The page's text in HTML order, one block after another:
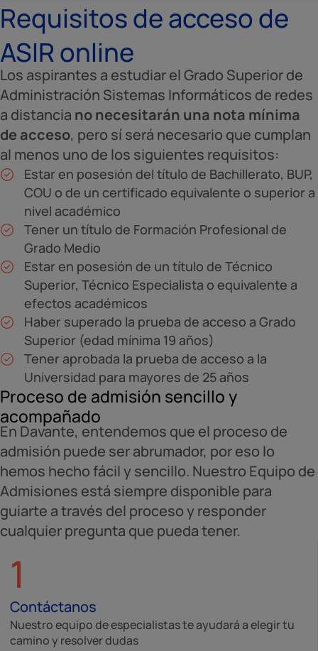
Requisitos de acceso de
ASIR online
Los aspirantes a estudiar el Grado Superior de
Administración Sistemas Informáticos de redes
a distancia no necesitarán una nota mínima
de acceso, pero sí será necesario que cumplan
al menos uno de los siguientes requisitos:
Estar en posesión del título de Bachillerato, BUP,
COU o de un certificado equivalente o superior a
nivel académico
Tener un título de Formación Profesional de
Grado Medio
Estar en posesión de un título de Técnico
Superior, Técnico Especialista o equivalente a
efectos académicos
Haber superado la prueba de acceso a Grado
Superior (edad mínima 19 años)
Tener aprobada la prueba de acceso a la
Universidad para mayores de 25 años
Proceso de admisión sencillo y
acompañado
En Davante, entendemos que el proceso de
admisión puede ser abrumador, por eso lo
hemos hecho fácil y sencillo. Nuestro Equipo de
Admisiones está siempre disponible para
guiarte a través del proceso y responder
cualquier pregunta que pueda tener.
1
Contáctanos
Nuestro equipo de especialistas te ayudará a elegir tu
camino y resolver dudas